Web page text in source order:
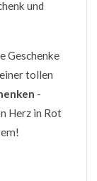
und
Geschenke
tollen
-
Herz in Rot